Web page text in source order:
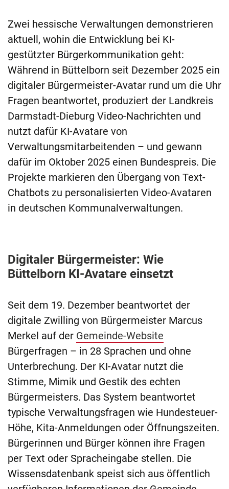
Zwei hessische Verwaltungen demonstrieren
aktuell, wohin die Entwicklung bei KI-
gestützter Bürgerkommunikation geht:
Während in Büttelborn seit Dezember 2025 ein
digitaler Bürgermeister-Avatar rund um die Uhr
Fragen beantwortet, produziert der Landkreis
Darmstadt-Dieburg Video-Nachrichten und
nutzt dafür KI-Avatare von
Verwaltungsmitarbeitenden – und gewann
dafür im Oktober 2025 einen Bundespreis. Die
Projekte markieren den Übergang von Text-
Chatbots zu personalisierten Video-Avataren
in deutschen Kommunalverwaltungen.
Digitaler Bürgermeister: Wie
Büttelborn KI-Avatare einsetzt
Seit dem 19. Dezember beantwortet der
digitale Zwilling von Bürgermeister Marcus
Merkel auf der Gemeinde-Website
Bürgerfragen – in 28 Sprachen und ohne
Unterbrechung. Der KI-Avatar nutzt die
Stimme, Mimik und Gestik des echten
Bürgermeisters. Das System beantwortet
typische Verwaltungsfragen wie Hundesteuer-
Höhe, Kita-Anmeldungen oder Öffnungszeiten.
Bürgerinnen und Bürger können ihre Fragen
per Text oder Spracheingabe stellen. Die
Wissensdatenbank speist sich aus öffentlich